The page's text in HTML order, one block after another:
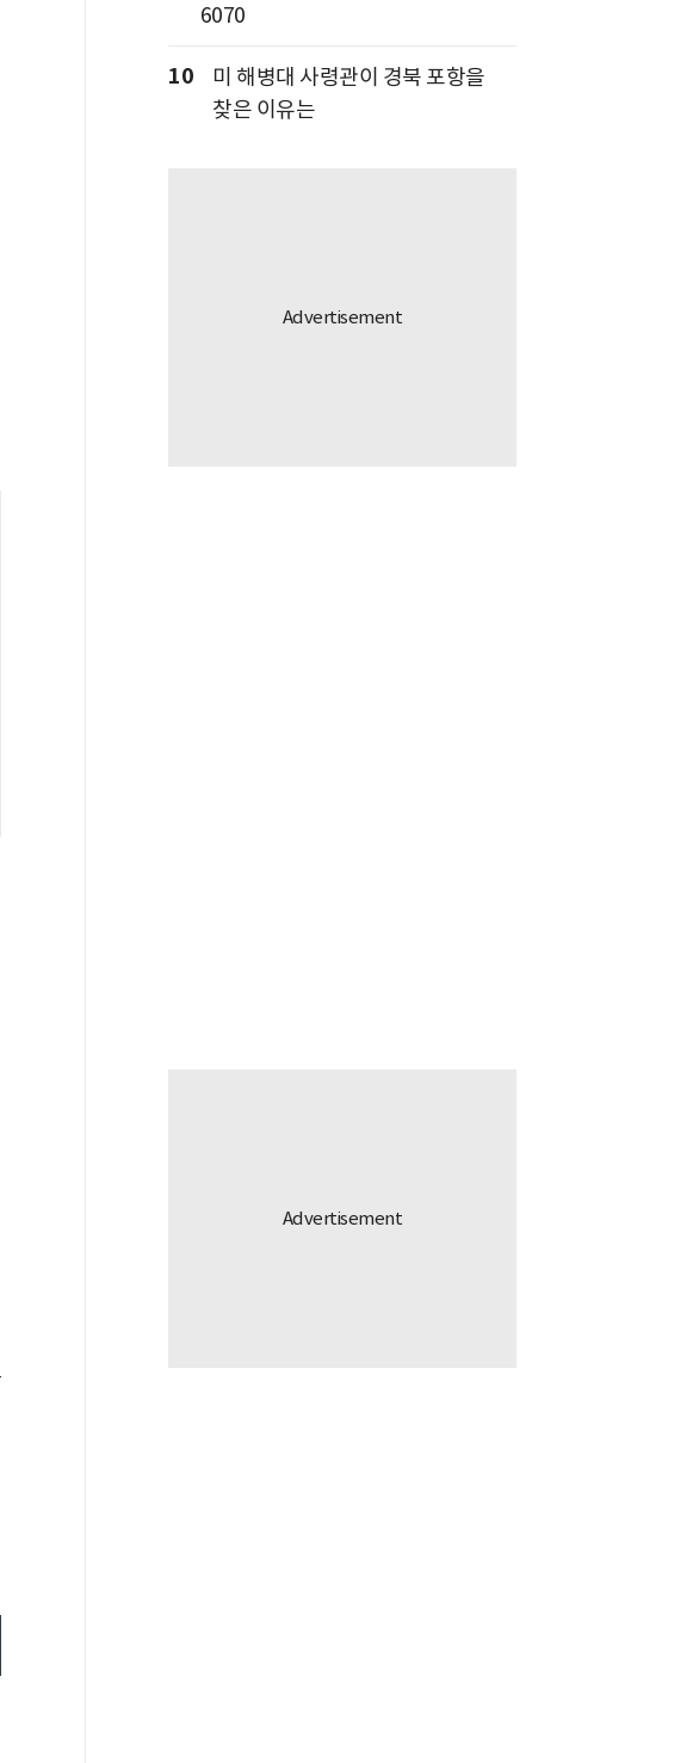
6070
10
미 해병대 사령관이 경북 포항을
찾은 이유는